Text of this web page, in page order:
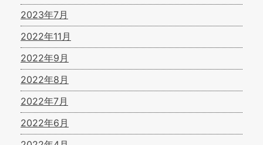
2023年7月
2022年11月
2022年9月
2022年8月
2022年7月
2022年6月